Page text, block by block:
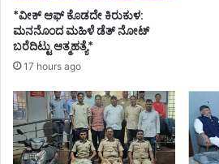
*ವೀಕ್ ಆಫ್ ಕೊಡದೇ ಕಿರುಕುಳ:
ಮನನೊಂದ ಮಹಿಳೆ ಡೆತ್ ನೋಟ್
ಬರೆದಿಟ್ಟು ಆತ್ಮಹತ್ಯೆ*
17 hours ago